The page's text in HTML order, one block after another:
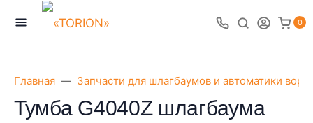
0
Главная Запчасти для шлагбаумов и автоматики
Тумба G4040Z шлагбаума